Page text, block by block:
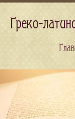
Греко-